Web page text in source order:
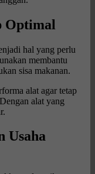
Optimal
hal yang perlu
membantu
sisa makanan.
alat agar tetap
alat yang
Usaha